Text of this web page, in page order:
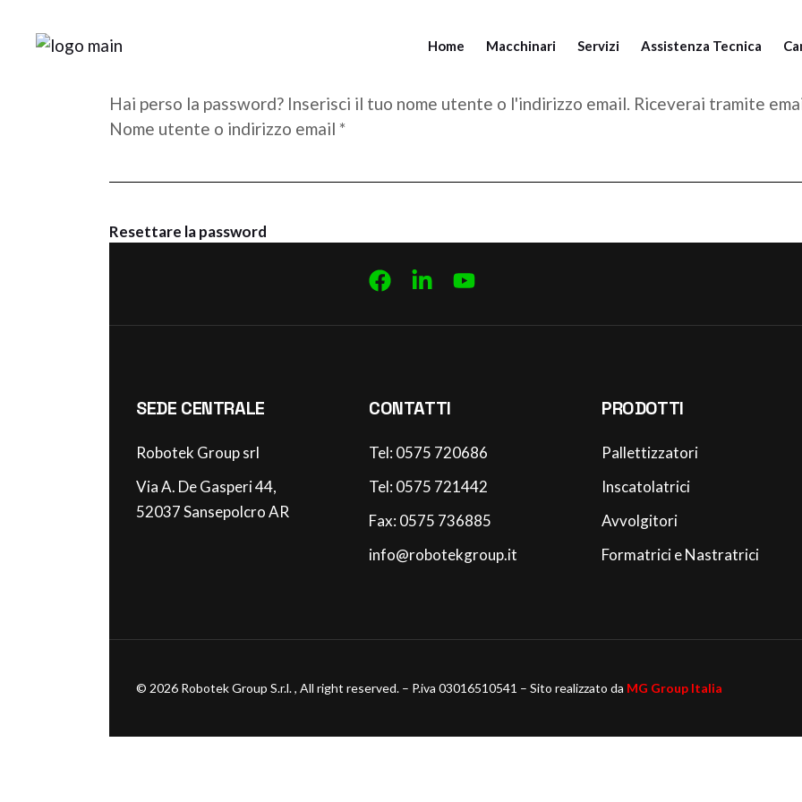
Home Macchinari Servizi Assistenza Tecnica
Hai perso la password? Inserisci il tuo nome utente o l'indirizzo email. Riceverai tramite
Nome utente o indirizzo email *
Resettare la password
SEDE CENTRALE
Robotek Group srl
Via A. De Gasperi 44,
52037 Sansepolcro AR
CONTATTI
Tel: 0575 720686
Tel: 0575 721442
Fax: 0575 736885
info@robotekgroup.it
PRODOTTI
Pallettizzatori
Inscatolatrici
Avvolgitori
Formatrici e Nastratrici
© 2026 Robotek Group S.r.l. , All right reserved. – P.iva 03016510541 – Sito realizzato da MG Group Italia